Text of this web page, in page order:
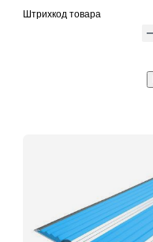
Штрихкод товара